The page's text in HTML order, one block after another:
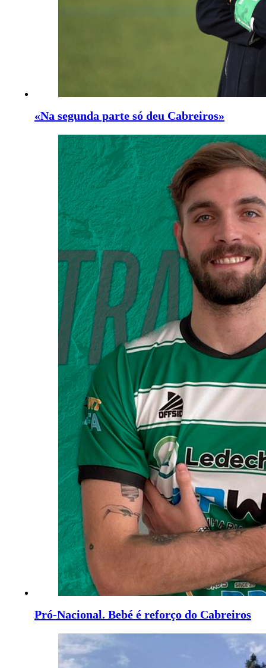
«Na segunda parte só deu Cabreiros»
Pró-Nacional. Bebé é reforço do Cabreiros